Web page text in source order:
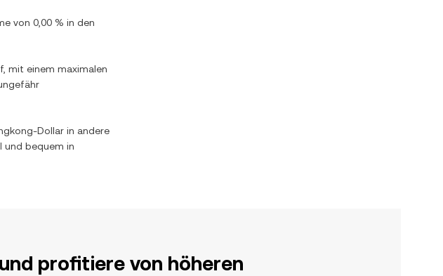
von 0,00 % in den
mit einem maximalen
Dollar in andere
und bequem in
profitiere von höheren